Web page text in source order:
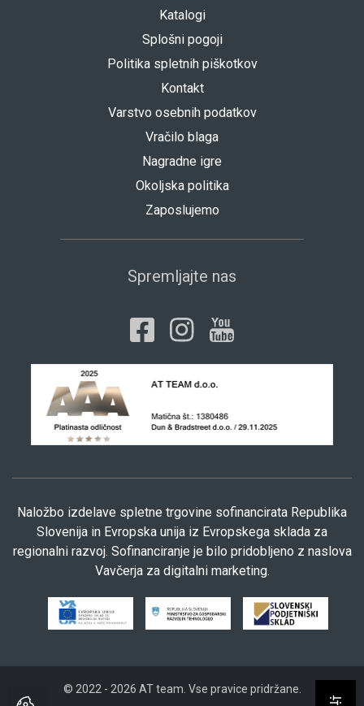
Katalogi
Splošni pogoji
Politika spletnih piškotkov
Kontakt
Varstvo osebnih podatkov
Vračilo blaga
Nagradne igre
Okoljska politika
Zaposlujemo
Spremljajte nas
Naložbo izdelave spletne trgovine sofinancirata Republika
Slovenija in Evropska unija iz Evropskega sklada za
regionalni razvoj. Sofinanciranje je bilo pridobljeno z naslova
Vavčerja za digitalni marketing.
© 2022 - 2026 AT team. Vse pravice pridržane.